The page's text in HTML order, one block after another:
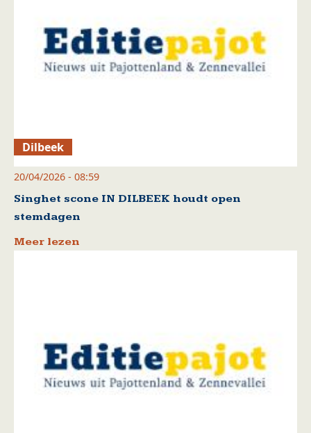
Dilbeek
20/04/2026 - 08:59
Singhet scone IN DILBEEK houdt open
stemdagen
Meer lezen